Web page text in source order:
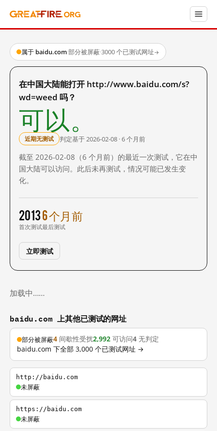
属于 baidu.com·部分被屏蔽·3000 个已测试网址→
在中国大陆能打开 http://www.baidu.com/s?
wd=weed 吗？
可以。
近期无测试 判定基于 2026-02-08 · 6 个月前
截至 2026-02-08（6 个月前）的最近一次测试，它在中
国大陆可以访问。此后未再测试，情况可能已发生变
化。
2013
首次测试
6 个月前
最后测试
立即测试
加载中……
baidu.com 上其他已测试的网址
部分被屏蔽4 间歇性受扰2,992 可访问4 无判定
baidu.com 下全部 3,000 个已测试网址 →
http://baidu.com
未屏蔽
https://baidu.com
未屏蔽